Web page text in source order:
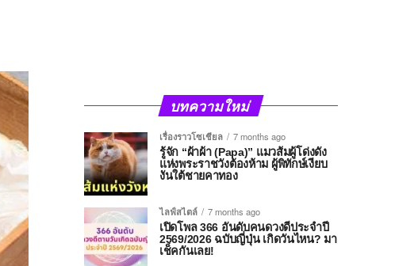
บทความใหม่
เรื่องราวโซเชียล
7 months ago
รู้จัก “ผ้าผ้า (Papa)” แมวส้มผู้โด่งดัง
แห่งพระราชวังต้องห้าม ผู้พิทักษ์เงียบ
งันใต้ชายคาทอง
ไลฟ์สไตล์
7 months ago
เปิดโพล 366 อันดับคนดวงดีประจำปี
2569/2026 ฉบับญี่ปุ่น เกิดวันไหน? มา
เช็คกันเลย!